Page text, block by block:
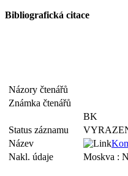
Bibliografická citace
Názory čtenářů
Známka čtenářů
BK
Status záznamu
Název
Nakl. údaje
Moskva :